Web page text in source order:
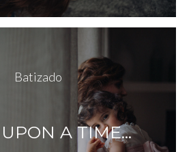
Batizado
A TIME...